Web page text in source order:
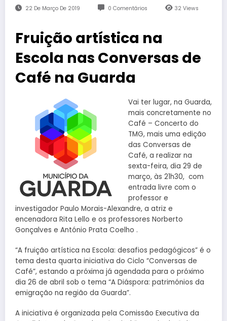
22 De Março De 2019 0 Comentários 32Views
Fruição artística na
Escola nas Conversas de
Café na Guarda
Vai ter lugar, na Guarda,
mais concretamente no
Café – Concerto do
TMG, mais uma edição
das Conversas de
Café, a realizar na
sexta-feira, dia 29 de
março, às 21h30, com
entrada livre com o
professor e
investigador Paulo Morais-Alexandre, a atriz e
encenadora Rita Lello e os professores Norberto
Gonçalves e António Prata Coelho .
“A fruição artística na Escola: desafios pedagógicos” é o
tema desta quarta iniciativa do Ciclo “Conversas de
Café”, estando a próxima já agendada para o próximo
dia 26 de abril sob o tema “A Diáspora: patrimónios da
emigração na região da Guarda”.
A iniciativa é organizada pela Comissão Executiva da